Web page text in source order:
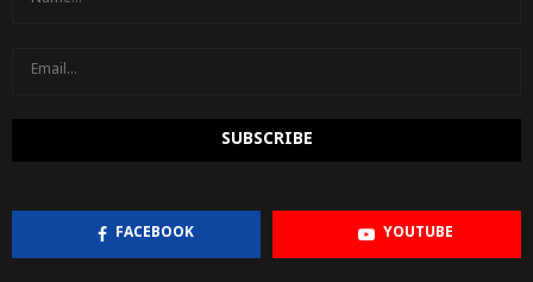
FACEBOOK YOUTUBE